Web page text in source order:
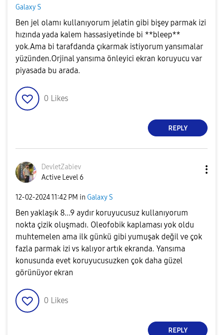
Galaxy S
Ben jel olamı kullanıyorum jelatin gibi bişey parmak izi
hızında yada kalem hassasiyetinde bi **bleep**
yok.Ama bi tarafdanda çıkarmak istiyorum yansımalar
yüzünden.Orjinal yansıma önleyici ekran koruyucu var
piyasada bu arada.
0 Likes
REPLY
DevletZabiev
Active Level 6
‎12-02-202411:42 PM in Galaxy S
Ben yaklaşık 8...9 aydır koruyucusuz kullanıyorum
nokta çizik oluşmadı. Oleofobik kaplaması yok oldu
muhtemelen ama ilk günkü gibi yumuşak değil ve çok
fazla parmak izi vs kalıyor artık ekranda. Yansıma
konusunda evet koruyucusuzken çok daha güzel
görünüyor ekran
0 Likes
REPLY